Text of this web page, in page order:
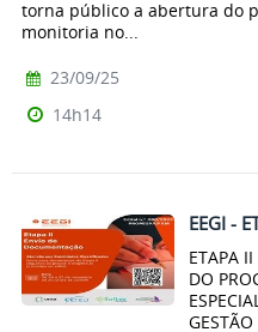
torna público a abertura do
monitoria no...
23/09/25
14h14
EEGI -
ETAPA
DO